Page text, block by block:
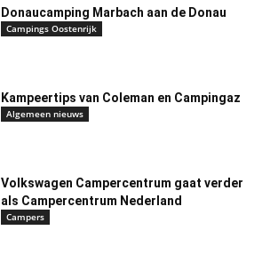
Donaucamping Marbach aan de Donau
Campings Oostenrijk
Kampeertips van Coleman en Campingaz
Algemeen nieuws
Volkswagen Campercentrum gaat verder
als Campercentrum Nederland
Campers